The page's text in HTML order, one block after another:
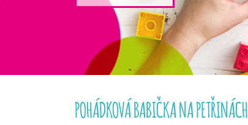
POHÁDKOVÁ BABIČKA NA PETŘINÁCH